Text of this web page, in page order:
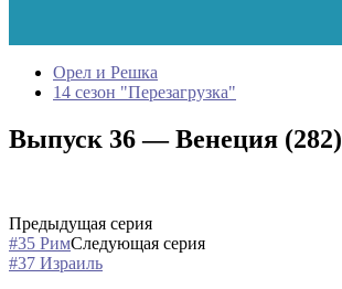
Орел и Решка
14 сезон "Перезагрузка"
Выпуск 36 — Венеция (282)
Предыдущая серия
#35 РимСледующая серия
#37 Израиль